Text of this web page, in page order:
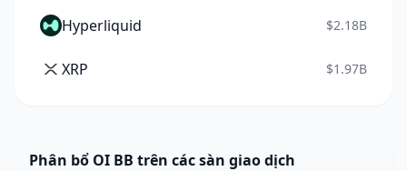
Hyperliquid $2.18B
XRP $1.97B
Phân bổ OI BB trên các sàn giao dịch